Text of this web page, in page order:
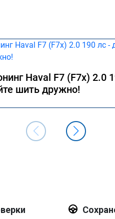
Haval F7 (F7x) 2.0
шить дружно!